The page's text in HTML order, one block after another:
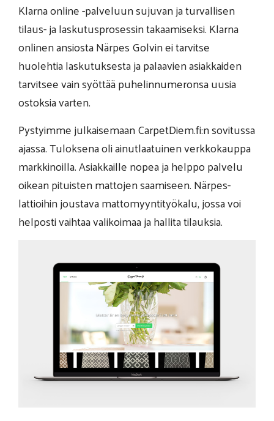
Klarna online -palveluun sujuvan ja turvallisen
tilaus- ja laskutusprosessin takaamiseksi. Klarna
onlinen ansiosta Närpes Golvin ei tarvitse
huolehtia laskutuksesta ja palaavien asiakkaiden
tarvitsee vain syöttää puhelinnumeronsa uusia
ostoksia varten.
Pystyimme julkaisemaan CarpetDiem.fi:n sovitussa
ajassa. Tuloksena oli ainutlaatuinen verkkokauppa
markkinoilla. Asiakkaille nopea ja helppo palvelu
oikean pituisten mattojen saamiseen. Närpes-
lattioihin joustava mattomyyntityökalu, jossa voi
helposti vaihtaa valikoimaa ja hallita tilauksia.